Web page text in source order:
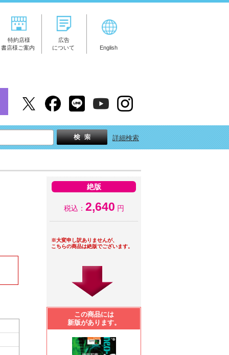
特約店様
書店様ご案内
広告
について
English
詳細検索
絶版
税込： 2,640 円
※大変申し訳ありませんが、
こちらの商品は絶版でございます。
この商品には
新版があります。